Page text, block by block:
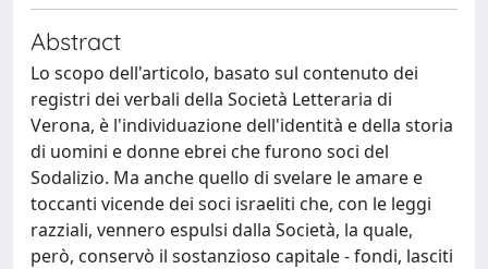
Abstract
Lo scopo dell'articolo, basato sul contenuto dei
registri dei verbali della Società Letteraria di
Verona, è l'individuazione dell'identità e della storia
di uomini e donne ebrei che furono soci del
Sodalizio. Ma anche quello di svelare le amare e
toccanti vicende dei soci israeliti che, con le leggi
razziali, vennero espulsi dalla Società, la quale,
però, conservò il sostanzioso capitale - fondi, lasciti